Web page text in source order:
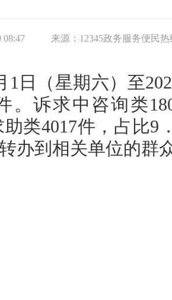
08:47 来源： 12345政务服务便民热
1日（星期六）至
。诉求中咨询类
助类4017件，占比
办到相关单位的群